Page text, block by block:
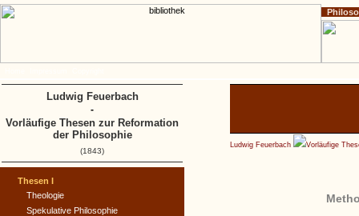
Ludwig Feuerbach Vorläufige
Thesen I
Theologie
Spekulative Philosophie
Ludwig Feuerbach
-
Vorläufige Thesen zur Reformation
der Philosophie
(1843)